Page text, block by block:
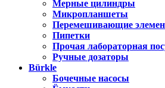
Мерные цилиндры
Микропланшеты
Перемешивающие
Пипетки
Прочая лабораторная
Ручные дозаторы
Bürkle
Бочечные насосы